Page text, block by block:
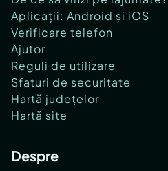
Aplicații: Android și iOS
Verificare telefon
Ajutor
Reguli de utilizare
Sfaturi de securitate
Hartă județelor
Hartă site
Despre